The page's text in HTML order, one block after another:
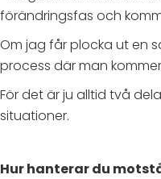
förändringsfas och
Om jag får plocka ut en
process där man
För det är ju alltid två
situationer.
Hur hanterar du